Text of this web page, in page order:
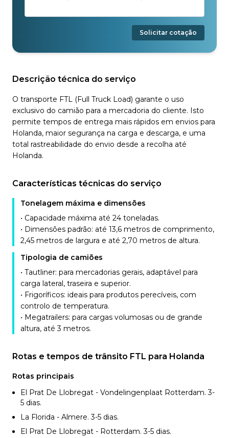
Solicitar cotação
Descrição técnica do serviço
O transporte FTL (Full Truck Load) garante o uso
exclusivo do camião para a mercadoria do cliente. Isto
permite tempos de entrega mais rápidos em envios para
Holanda, maior segurança na carga e descarga, e uma
total rastreabilidade do envio desde a recolha até
Holanda.
Características técnicas do serviço
Tonelagem máxima e dimensões
• Capacidade máxima até 24 toneladas.
• Dimensões padrão: até 13,6 metros de comprimento,
2,45 metros de largura e até 2,70 metros de altura.
Tipologia de camiões
• Tautliner: para mercadorias gerais, adaptável para
carga lateral, traseira e superior.
• Frigoríficos: ideais para produtos perecíveis, com
controlo de temperatura.
• Megatrailers: para cargas volumosas ou de grande
altura, até 3 metros.
Rotas e tempos de trânsito FTL para Holanda
Rotas principais
El Prat De Llobregat - Vondelingenplaat Rotterdam. 3-
5 dias.
La Florida - Almere. 3-5 dias.
El Prat De Llobregat - Rotterdam. 3-5 dias.